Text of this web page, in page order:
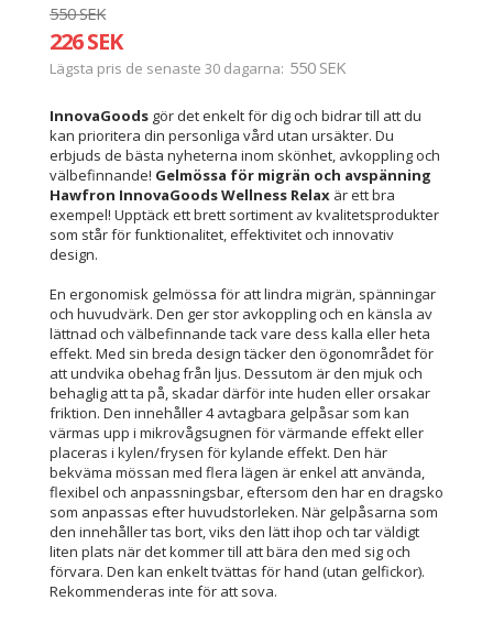
550 SEK
226 SEK
Lägsta pris de senaste 30 dagarna 550 SEK
InnovaGoods gör det enkelt för dig och bidrar till att du
kan prioritera din personliga vård utan ursäkter. Du
erbjuds de bästa nyheterna inom skönhet, avkoppling och
välbefinnande! Gelmössa för migrän och avspänning
Hawfron InnovaGoods Wellness Relax är ett bra
exempel! Upptäck ett brett sortiment av kvalitetsprodukter
som står för funktionalitet, effektivitet och innovativ
design.
En ergonomisk gelmössa för att lindra migrän, spänningar
och huvudvärk. Den ger stor avkoppling och en känsla av
lättnad och välbefinnande tack vare dess kalla eller heta
effekt. Med sin breda design täcker den ögonområdet för
att undvika obehag från ljus. Dessutom är den mjuk och
behaglig att ta på, skadar därför inte huden eller orsakar
friktion. Den innehåller 4 avtagbara gelpåsar som kan
värmas upp i mikrovågsugnen för värmande effekt eller
placeras i kylen/frysen för kylande effekt. Den här
bekväma mössan med flera lägen är enkel att använda,
flexibel och anpassningsbar, eftersom den har en dragsko
som anpassas efter huvudstorleken. När gelpåsarna som
den innehåller tas bort, viks den lätt ihop och tar väldigt
liten plats när det kommer till att bära den med sig och
förvara. Den kan enkelt tvättas för hand (utan gelfickor).
Rekommenderas inte för att sova.